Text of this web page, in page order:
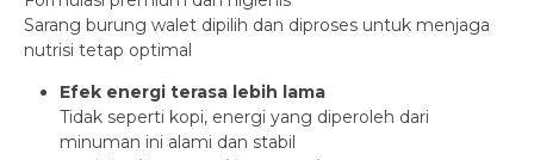
Sarang burung walet dipilih dan diproses untuk menjaga
nutrisi tetap optimal
Efek energi terasa lebih lama
Tidak seperti kopi, energi yang diperoleh dari
minuman ini alami dan stabil